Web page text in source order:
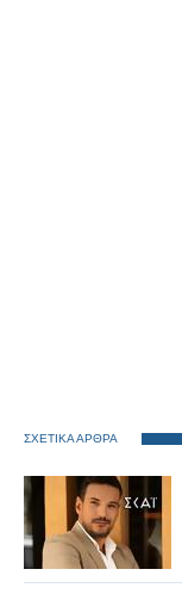
ΣΧΕΤΙΚΑ ΑΡΘΡΑ